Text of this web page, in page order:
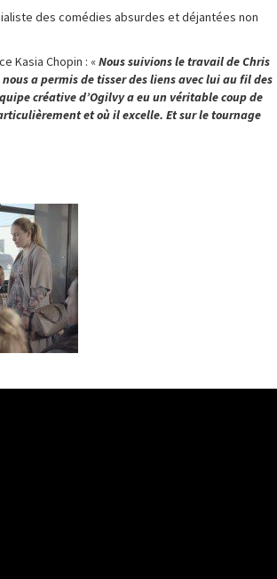
des comédies absurdes et déjantées non
Kasia Chopin : «Nous suivions le travail de Chris
a permis de tisser des liens avec lui au fil des
créative d’Ogilvy a eu un véritable coup de
et où il excelle. Et sur le tournage